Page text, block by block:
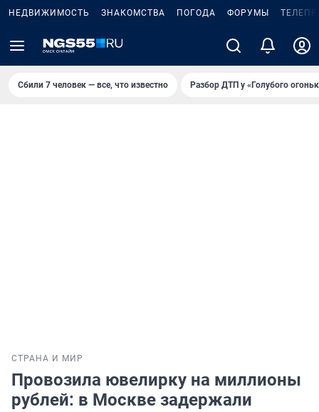
НЕДВИЖИМОСТЬ ЗНАКОМСТВА ПОГОДА ФОРУМЫ
Сбили 7 человек — все, что известно Разбор ДТП у «Голубого
СТРАНА И МИР
Провозила ювелирку на миллионы
рублей: в Москве задержали